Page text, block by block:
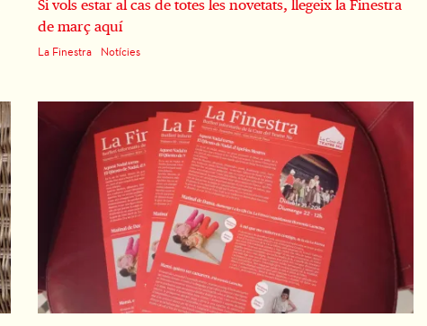
Si vols estar al cas de totes les novetats, llegeix la Finestra
de març aquí
La Finestra Notícies